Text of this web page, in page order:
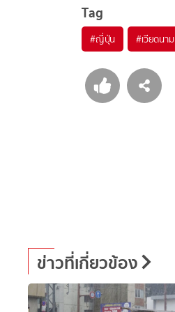
Tag
#ญี่ปุ่น #เวียดนาม
ข่าวที่เกี่ยวข้อง